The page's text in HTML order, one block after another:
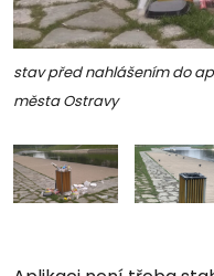
stav před nahlášením do
města Ostravy